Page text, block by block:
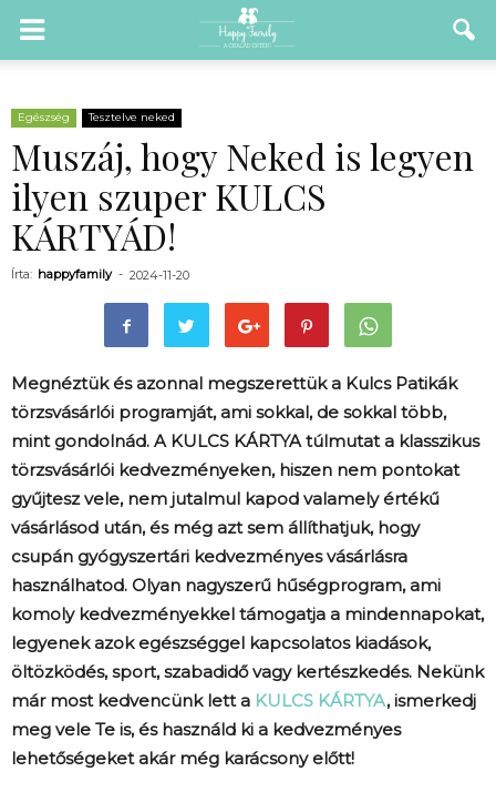
Egészség Tesztelve neked
Muszáj, hogy Neked is legyen
ilyen szuper KULCS
KÁRTYÁD!
Írta: happyfamily - 2024-11-20
Megnéztük és azonnal megszerettük a Kulcs Patikák
törzsvásárlói programját, ami sokkal, de sokkal több,
mint gondolnád. A KULCS KÁRTYA túlmutat a klasszikus
törzsvásárlói kedvezményeken, hiszen nem pontokat
gyűjtesz vele, nem jutalmul kapod valamely értékű
vásárlásod után, és még azt sem állíthatjuk, hogy
csupán gyógyszertári kedvezményes vásárlásra
használhatod. Olyan nagyszerű hűségprogram, ami
komoly kedvezményekkel támogatja a mindennapokat,
legyenek azok egészséggel kapcsolatos kiadások,
öltözködés, sport, szabadidő vagy kertészkedés. Nekünk
már most kedvencünk lett a KULCS KÁRTYA, ismerkedj
meg vele Te is, és használd ki a kedvezményes
lehetőségeket akár még karácsony előtt!